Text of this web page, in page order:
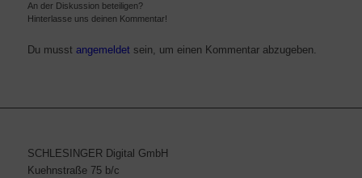
An der Diskussion beteiligen?
Hinterlasse uns deinen Kommentar!
Du musst angemeldetsein, um einen Kommentar abzugeben.
SCHLESINGER Digital GmbH
Kuehnstraße 75 b/c